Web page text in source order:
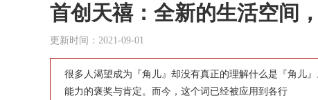
首创天禧：全新的生活空间
更新时间：2021-09-01
很多人渴望成为『角儿』却没有真正的理解什么是『角儿
能力的褒奖与肯定。而今，这个词已经被应用到各行